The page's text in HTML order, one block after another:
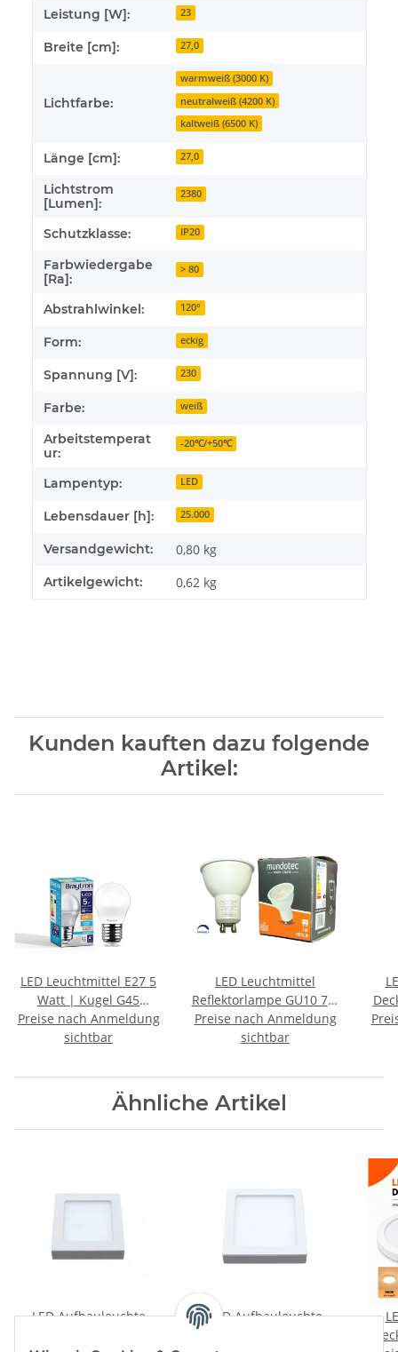
Leistung [W]: 23
Breite [cm]: 27,0
Lichtfarbe:
warmweiß (3000 K)
neutralweiß (4200 K)
kaltweiß (6500 K)
Länge [cm]: 27,0
Lichtstrom
[Lumen]:
2380
Schutzklasse: IP20
Farbwiedergabe
[Ra]:
> 80
Abstrahlwinkel: 120°
Form: eckig
Spannung [V]: 230
Farbe: weiß
Arbeitstemperat
ur:
-20℃/+50℃
Lampentyp: LED
Lebensdauer [h]: 25.000
Versandgewicht: 0,80 kg
Artikelgewicht: 0,62 kg
Kunden kauften dazu folgende
Artikel:
LED Leuchtmittel E27 5
Watt | Kugel G45
kaltweiß (6500 K)
Preise nach Anmeldung
sichtbar
LED Leuchtmittel
Reflektorlampe GU10 7W
dimmbar warmweiß
(3000 K)
Preise nach Anmeldung
sichtbar
Ähnliche Artikel
LED Aufbauleuchte
LED Aufbauleuchte
Deckenleuchte eckig 18